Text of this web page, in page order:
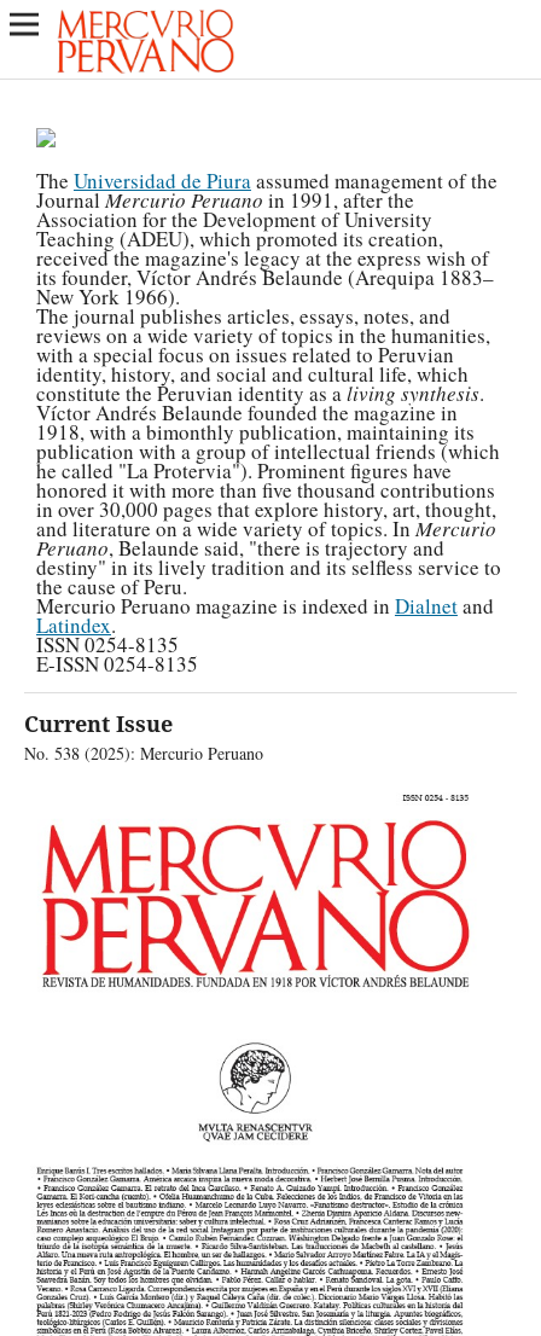
The Universidad de Piuraassumed management of the
JournalMercurio Peruano in 1991, after the
Association for the Development of University
Teaching (ADEU), which promoted its creation,
received the magazine's legacy at the express wish of
its founder, Víctor Andrés Belaunde (Arequipa 1883–
New York 1966).
The journal publishes articles, essays, notes, and
reviews on a wide variety of topics in the humanities,
with a special focus on issues related to Peruvian
identity, history, and social and cultural life, which
constitute the Peruvian identity as aliving synthesis.
Víctor Andrés Belaunde founded the magazine in
1918, with a bimonthly publication, maintaining its
publication with a group of intellectual friends (which
he called "La Protervia"). Prominent figures have
honored it with more than five thousand contributions
in over 30,000 pages that explore history, art, thought,
and literature on a wide variety of topics. InMercurio
Peruano, Belaunde said, "there is trajectory and
destiny" in its lively tradition and its selfless service to
the cause of Peru.
Mercurio Peruano magazine is indexed in Dialnetand
Latindex.
ISSN 0254-8135
E-ISSN 0254-8135
Current Issue
No. 538 (2025): Mercurio Peruano